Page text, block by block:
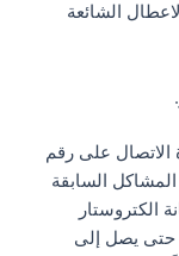
الشائعة
الاتصال على رقم
السابقة
حتى يصل إلى